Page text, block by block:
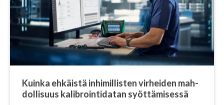
Kuinka ehkäistä in­hi­mil­lis­ten virheiden mah­
dol­li­suus ka­libroin­ti­da­tan syöt­tä­mi­ses­sä